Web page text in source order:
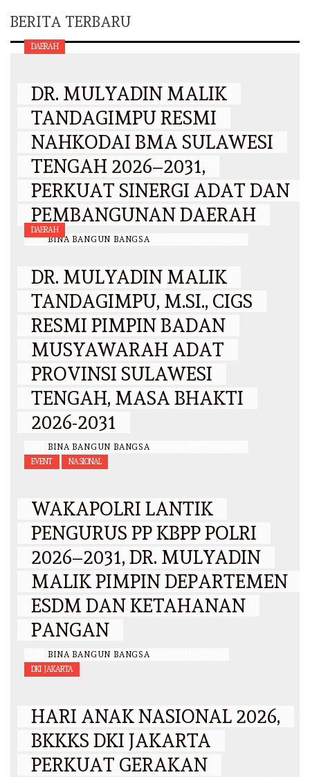
BERITA TERBARU
DAERAH
DR. MULYADIN MALIK
TANDAGIMPU RESMI
NAHKODAI BMA SULAWESI
TENGAH 2026–2031,
PERKUAT SINERGI ADAT DAN
PEMBANGUNAN DAERAH
BY BINA BANGUN BANGSA
DAERAH
DR. MULYADIN MALIK
TANDAGIMPU, M.SI., CIGS
RESMI PIMPIN BADAN
MUSYAWARAH ADAT
PROVINSI SULAWESI
TENGAH, MASA BHAKTI
2026-2031
BINA BANGUN BANGSA
EVENT NASIONAL
WAKAPOLRI LANTIK
PENGURUS PP KBPP POLRI
2026–2031, DR. MULYADIN
MALIK PIMPIN DEPARTEMEN
ESDM DAN KETAHANAN
PANGAN
BINA BANGUN BANGSA
DKI JAKARTA
HARI ANAK NASIONAL 2026,
BKKKS DKI JAKARTA
PERKUAT GERAKAN